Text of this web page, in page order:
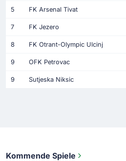
5 FK Arsenal Tivat
7 FK Jezero
8 FK Otrant-Olympic Ulcinj
9 OFK Petrovac
9 Sutjeska Niksic
Kommende Spiele